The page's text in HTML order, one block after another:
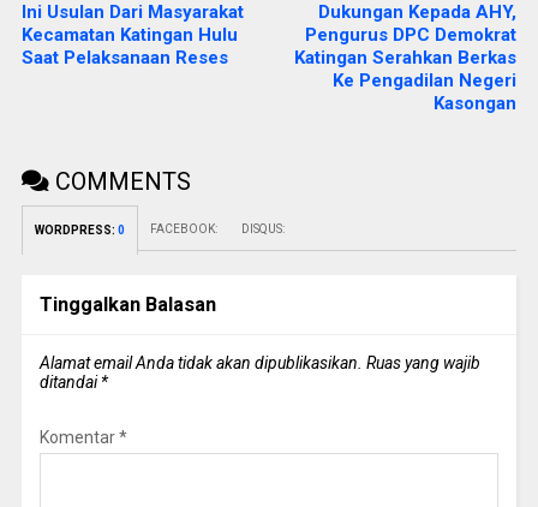
Ini Usulan Dari Masyarakat
Kecamatan Katingan Hulu
Saat Pelaksanaan Reses
Dukungan Kepada AHY,
Pengurus DPC Demokrat
Katingan Serahkan Berkas
Ke Pengadilan Negeri
Kasongan
COMMENTS
WORDPRESS: 0 FACEBOOK: DISQUS:
Tinggalkan Balasan
Alamat email Anda tidak akan dipublikasikan. Ruas yang wajib
ditandai*
Komentar*